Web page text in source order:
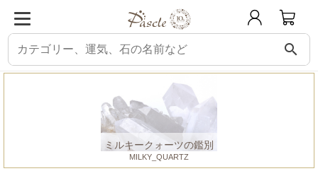
search
パスクル 鑑別書 ミルキークォーツ
ミルキークォーツの鑑別
MILKY_QUARTZ